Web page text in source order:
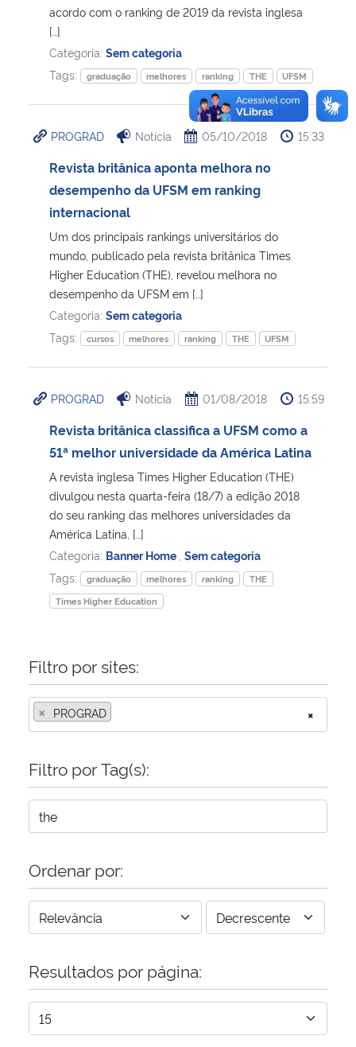
acordo com o ranking de 2019 da revista inglesa
[…]
Categoria: Sem categoria
Tags:
graduação melhores ranking THE UFSM
PROGRAD Notícia 05/10/2018 15:33
Revista britânica aponta melhora no
desempenho da UFSM em ranking
internacional
Um dos principais rankings universitários do
mundo, publicado pela revista britânica Times
Higher Education (THE), revelou melhora no
desempenho da UFSM em […]
Categoria: Sem categoria
Tags:
cursos melhores ranking THE UFSM
PROGRAD Notícia 01/08/2018 15:59
Revista britânica classifica a UFSM como a
51ª melhor universidade da América Latina
A revista inglesa Times Higher Education (THE)
divulgou nesta quarta-feira (18/7) a edição 2018
do seu ranking das melhores universidades da
América Latina, […]
Categoria: Banner Home Sem categoria
Tags:
graduação melhores ranking
THE
Times Higher Education
Filtro por sites:
×
× PROGRAD
Filtro por Tag(s):
Ordenar por:
Resultados por página: